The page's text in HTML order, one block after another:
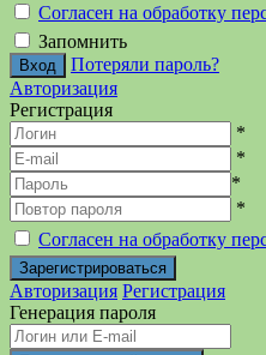
Согласен на обработку
Запомнить
Потеряли пароль?
Авторизация
Регистрация
*
*
*
*
Согласен на обработку
Авторизация Регистрация
Генерация пароля